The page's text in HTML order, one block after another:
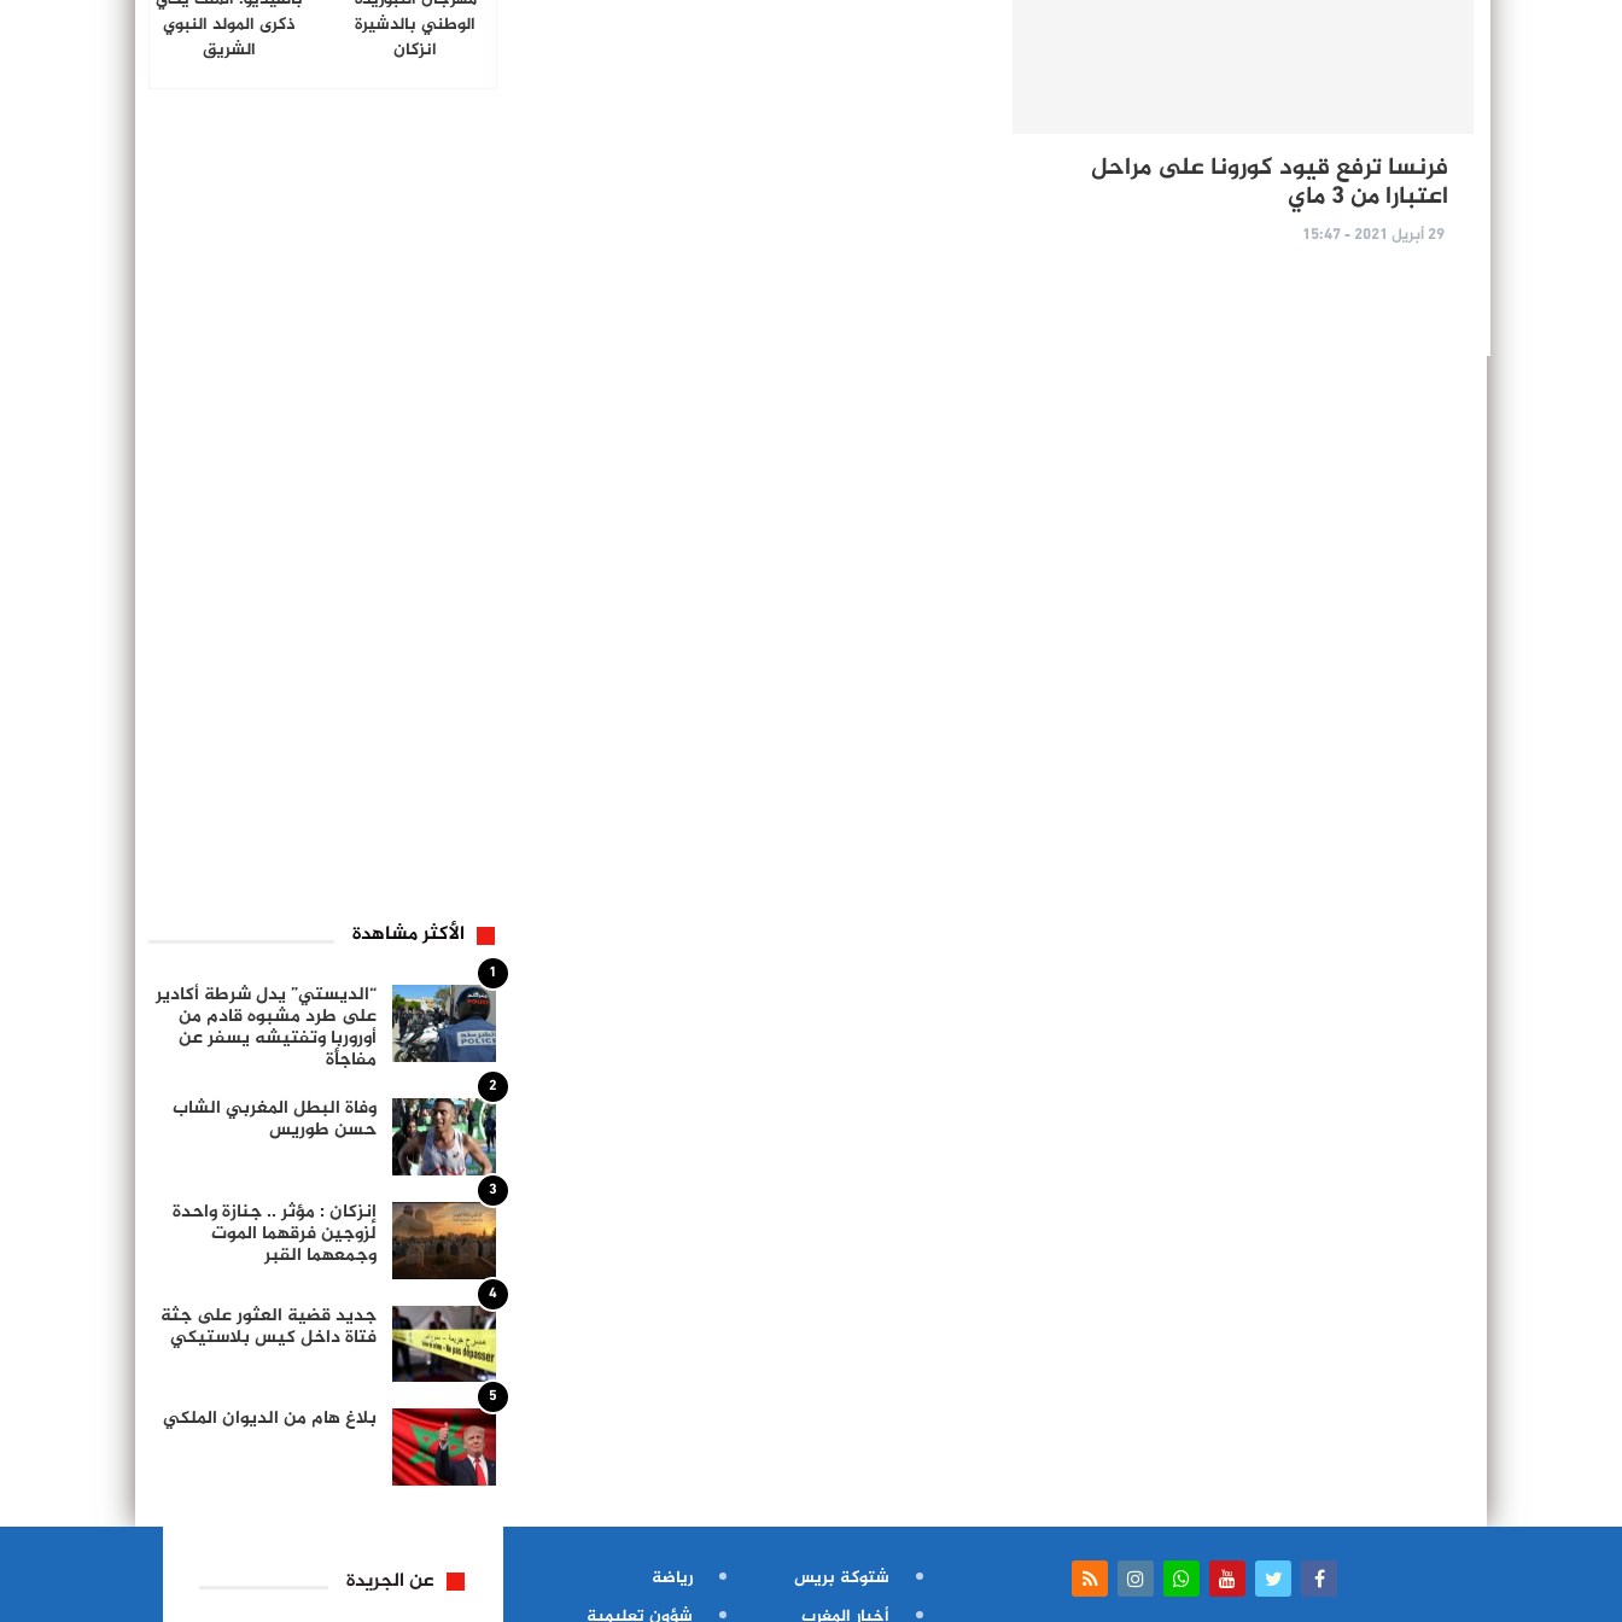
فرنسا ترفع قيود كورونا على مراحل
اعتبارا من 3 ماي
29 أبريل 2021 - 15:47
الوطني بالدشيرة
انزكان
ذكرى المولد النبوي
الشريق
الأكثر مشاهدة
1
“الديستي” يدل شرطة أكادير
على طرد مشبوه قادم من
أوروربا وتفتيشه يسفر عن
مفاجأة
2
وفاة البطل المغربي الشاب
حسن طوريس
3
إنزكان : مؤثر .. جنازة واحدة
لزوجين فرقهما الموت
وجمعهما القبر
4
جديد قضية العثور على جثة
فتاة داخل كيس بلاستيكي
5
بلاغ هام من الديوان الملكي
شتوكة بريس
أخبار المغرب
رياضة
شؤون تعليمية
عن الجريدة